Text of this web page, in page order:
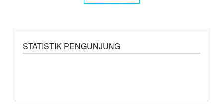
STATISTIK PENGUNJUNG